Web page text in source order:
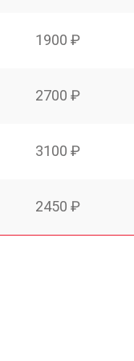
1900 ₽
2700 ₽
3100 ₽
2450 ₽